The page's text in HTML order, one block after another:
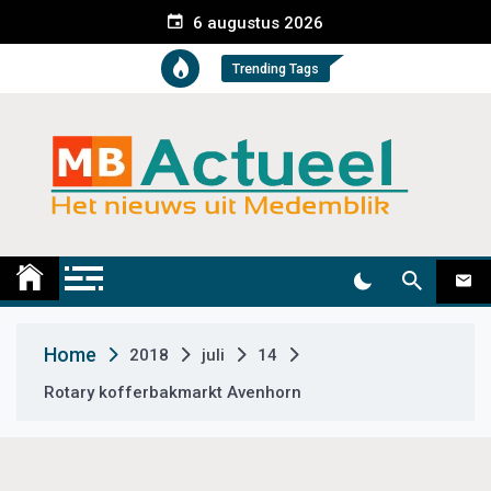
e
t
6 augustus 2026
Trending Tags
Medemblik Actueel
Home 2018 juli
14
Rotary kofferbakmarkt Avenhorn